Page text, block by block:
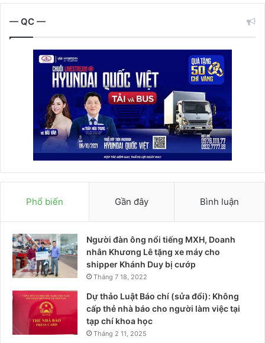
— QC —
Phổ biến Gần đây Bình luận
Người đàn ông nổi tiếng MXH, Doanh
nhân Khương Lê tặng xe máy cho
shipper Khánh Duy bị cướp
Tháng 7 18, 2022
Dự thảo Luật Báo chí (sửa đổi): Không
cấp thẻ nhà báo cho người làm việc tại
tạp chí khoa học
Tháng 2 11, 2025